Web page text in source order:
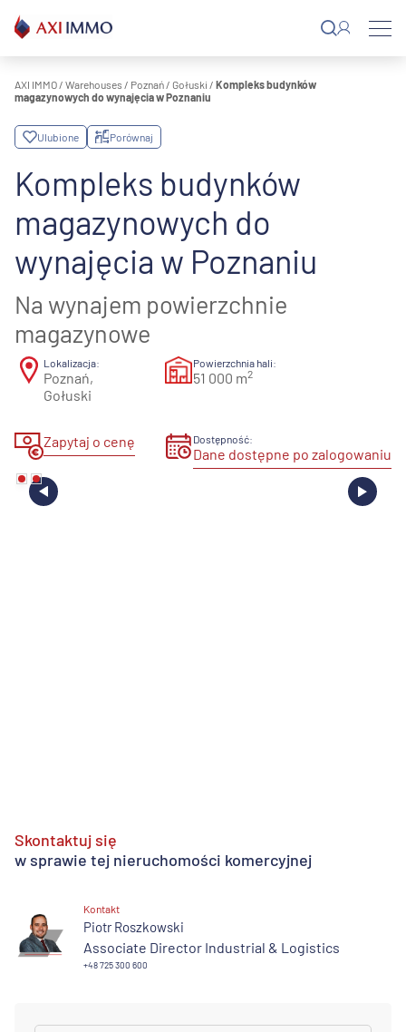
do
treści
AXI IMMO / Warehouses / Poznań / Gołuski / Kompleks budynków
magazynowych do wynajęcia w Poznaniu
Ulubione Porównaj
Kompleks budynków
magazynowych do
wynajęcia w Poznaniu
Na wynajem powierzchnie
magazynowe
Lokalizacja:
Poznań,
Gołuski
Powierzchnia hali:
51 000 m2
Zapytaj o cenę Dostępność:
Dane dostępne po zalogowaniu
Skontaktuj się
w sprawie tej nieruchomości komercyjnej
Kontakt
Piotr Roszkowski
Associate Director Industrial & Logistics
+48 725 300 600